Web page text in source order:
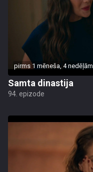
pirms 1 mēneša, 4 nedēļām
Samta dinastija
94. epizode